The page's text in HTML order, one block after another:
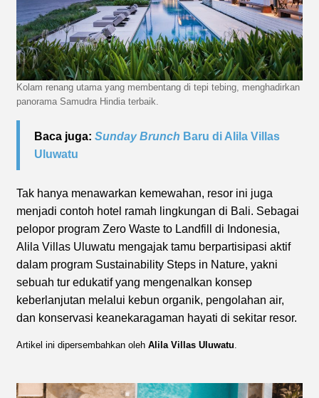
Kolam renang utama yang membentang di tepi tebing, menghadirkan
panorama Samudra Hindia terbaik.
Baca juga: Sunday Brunch Baru di Alila Villas
Uluwatu
Tak hanya menawarkan kemewahan, resor ini juga
menjadi contoh hotel ramah lingkungan di Bali. Sebagai
pelopor program Zero Waste to Landfill di Indonesia,
Alila Villas Uluwatu mengajak tamu berpartisipasi aktif
dalam program Sustainability Steps in Nature, yakni
sebuah tur edukatif yang mengenalkan konsep
keberlanjutan melalui kebun organik, pengolahan air,
dan konservasi keanekaragaman hayati di sekitar resor.
Artikel ini dipersembahkan oleh Alila Villas Uluwatu